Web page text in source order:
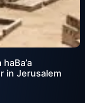
in Jerusalem